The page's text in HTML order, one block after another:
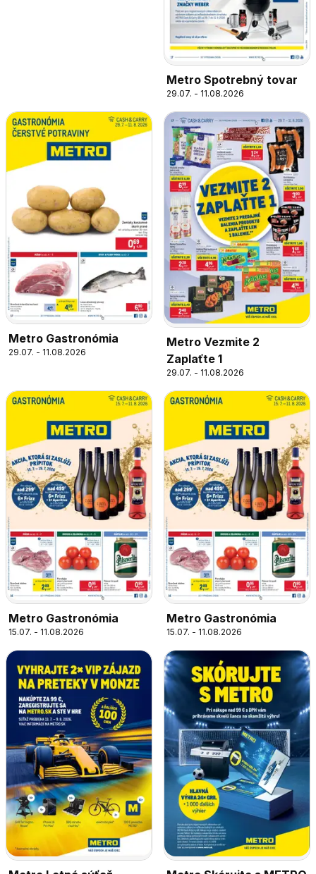
Metro Spotrebný tovar
29.07. - 11.08.2026
Metro Gastronómia
29.07. - 11.08.2026
Metro Vezmite 2
Zaplaťte 1
29.07. - 11.08.2026
Metro Gastronómia
15.07. - 11.08.2026
Metro Gastronómia
15.07. - 11.08.2026